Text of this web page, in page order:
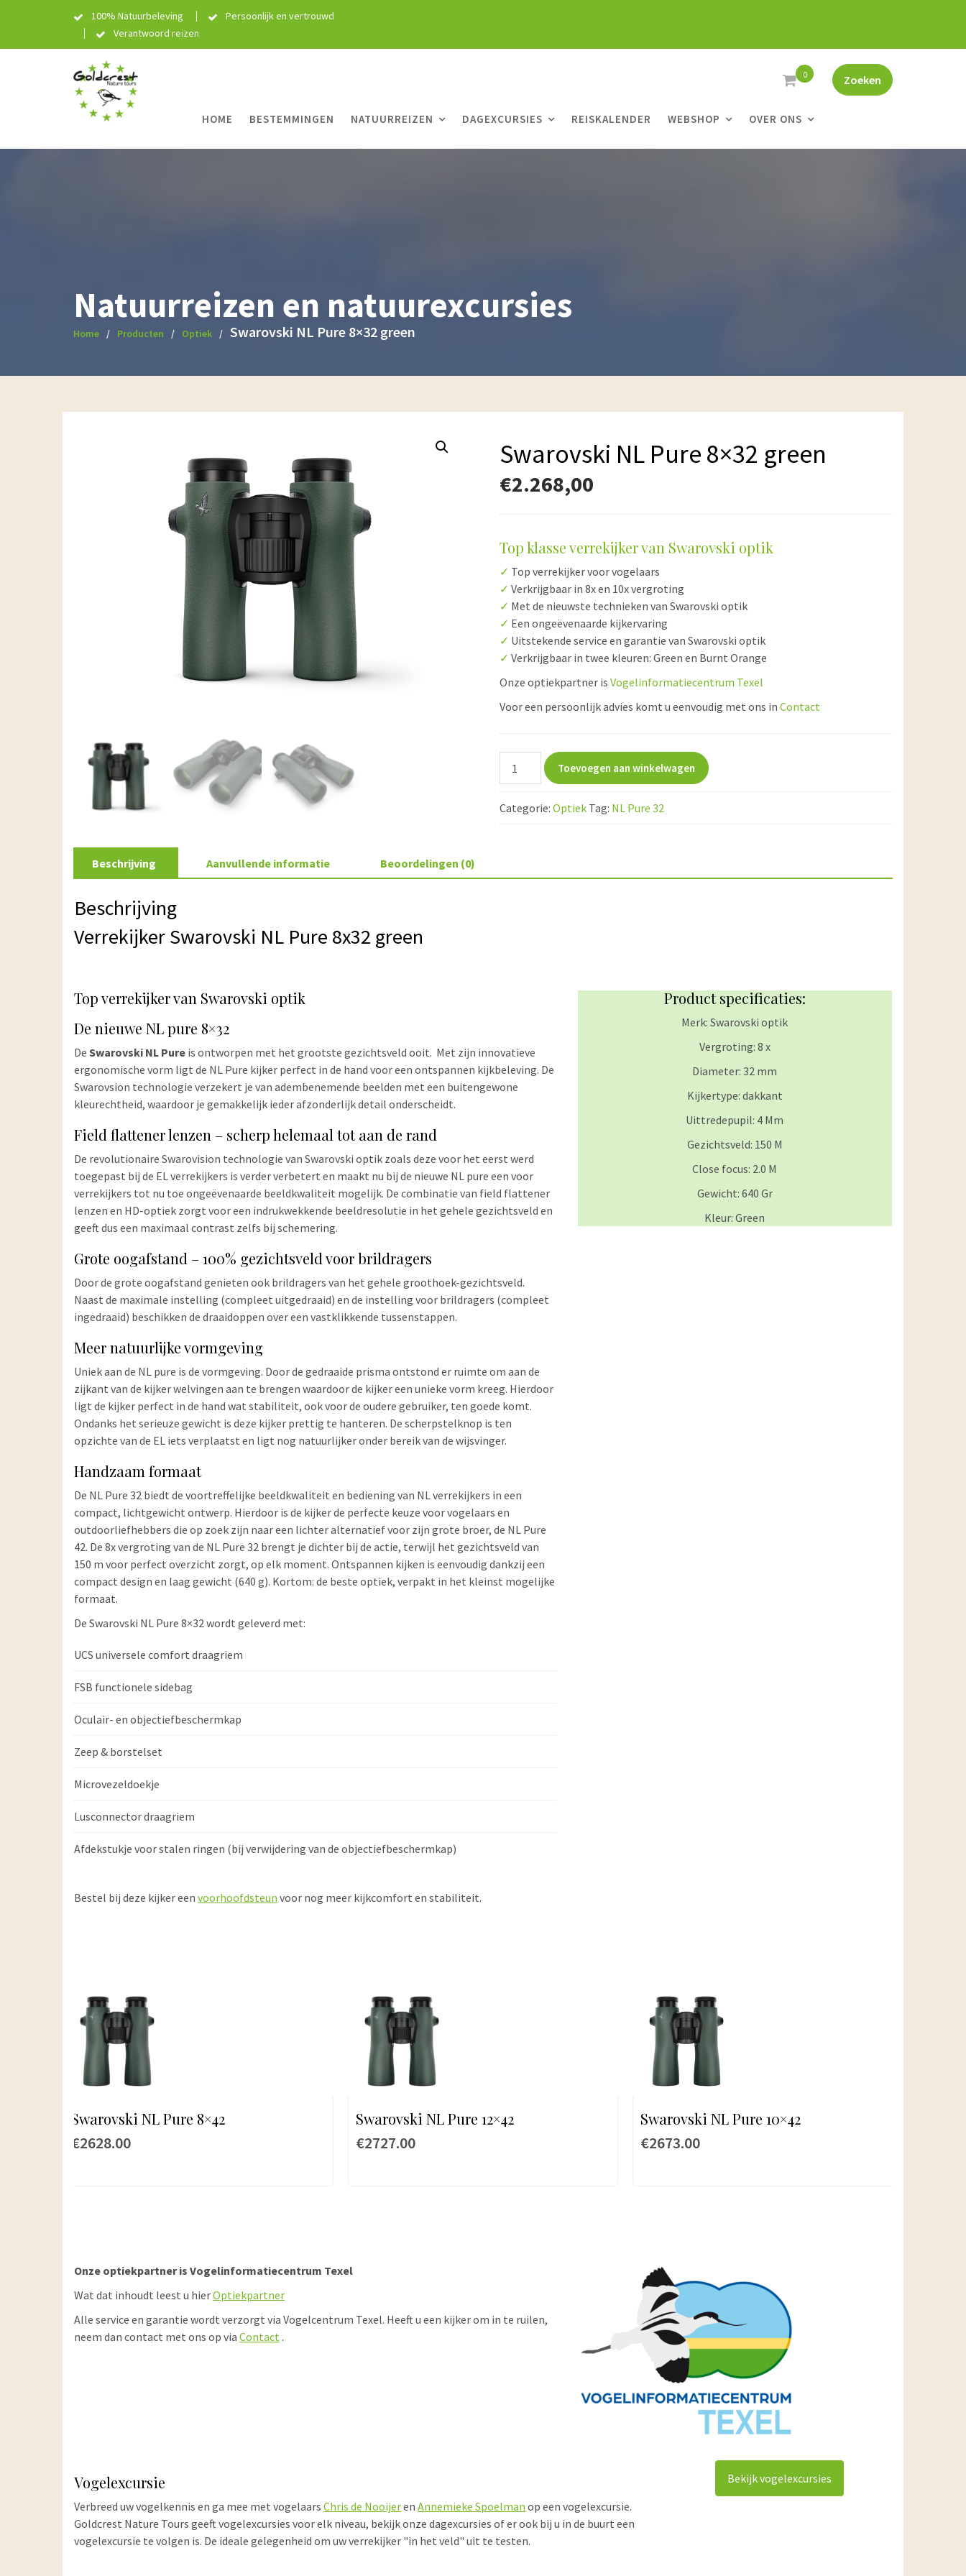
100% Natuurbeleving
Persoonlijk en vertrouwd
Verantwoord reizen
Zoeken
0
HOME BESTEMMINGEN NATUURREIZEN DAGEXCURSIES REISKALENDER WEBSHOP OVER ONS
Natuurreizen en natuurexcursies
Home Producten Optiek Swarovski NL Pure 8×32 green
Swarovski NL Pure 8×32 green
€2.268,00
Top klasse verrekijker van Swarovski optik
✓ Top verrekijker voor vogelaars
✓ Verkrijgbaar in 8x en 10x vergroting
✓ Met de nieuwste technieken van Swarovski optik
✓ Een ongeëvenaarde kijkervaring
✓ Uitstekende service en garantie van Swarovski optik
✓ Verkrijgbaar in twee kleuren: Green en Burnt Orange
Onze optiekpartner is Vogelinformatiecentrum Texel
Voor een persoonlijk advies komt u eenvoudig met ons in Contact
Swarovski
Pure
8x32
green
Toevoegen aan winkelwagen
Categorie: Optiek Tag: NL Pure 32
Beschrijving Aanvullende informatie Beoordelingen (0)
Beschrijving
Verrekijker Swarovski NL Pure 8x32 green
Top verrekijker van Swarovski optik
De nieuwe NL pure 8×32
De Swarovski NL Pure is ontworpen met het grootste gezichtsveld ooit. Met zijn innovatieve
ergonomische vorm ligt de NL Pure kijker perfect in de hand voor een ontspannen kijkbeleving. De
Swarovsion technologie verzekert je van adembenemende beelden met een buitengewone
kleurechtheid, waardoor je gemakkelijk ieder afzonderlijk detail onderscheidt.
Field flattener lenzen – scherp helemaal tot aan de rand
De revolutionaire Swarovision technologie van Swarovski optik zoals deze voor het eerst werd
toegepast bij de EL verrekijkers is verder verbetert en maakt nu bij de nieuwe NL pure een voor
verrekijkers tot nu toe ongeëvenaarde beeldkwaliteit mogelijk. De combinatie van field flattener
lenzen en HD-optiek zorgt voor een indrukwekkende beeldresolutie in het gehele gezichtsveld en
geeft dus een maximaal contrast zelfs bij schemering.
Grote oogafstand – 100% gezichtsveld voor brildragers
Door de grote oogafstand genieten ook brildragers van het gehele groothoek-gezichtsveld.
Naast de maximale instelling (compleet uitgedraaid) en de instelling voor brildragers (compleet
ingedraaid) beschikken de draaidoppen over een vastklikkende tussenstappen.
Meer natuurlijke vormgeving
Uniek aan de NL pure is de vormgeving. Door de gedraaide prisma ontstond er ruimte om aan de
zijkant van de kijker welvingen aan te brengen waardoor de kijker een unieke vorm kreeg. Hierdoor
ligt de kijker perfect in de hand wat stabiliteit, ook voor de oudere gebruiker, ten goede komt.
Ondanks het serieuze gewicht is deze kijker prettig te hanteren. De scherpstelknop is ten
opzichte van de EL iets verplaatst en ligt nog natuurlijker onder bereik van de wijsvinger.
Handzaam formaat
De NL Pure 32 biedt de voortreffelijke beeldkwaliteit en bediening van NL verrekijkers in een
compact, lichtgewicht ontwerp. Hierdoor is de kijker de perfecte keuze voor vogelaars en
outdoorliefhebbers die op zoek zijn naar een lichter alternatief voor zijn grote broer, de NL Pure
42. De 8x vergroting van de NL Pure 32 brengt je dichter bij de actie, terwijl het gezichtsveld van
150 m voor perfect overzicht zorgt, op elk moment. Ontspannen kijken is eenvoudig dankzij een
compact design en laag gewicht (640 g). Kortom: de beste optiek, verpakt in het kleinst mogelijke
formaat.
De Swarovski NL Pure 8×32 wordt geleverd met:
UCS universele comfort draagriem
FSB functionele sidebag
Oculair- en objectiefbeschermkap
Zeep & borstelset
Microvezeldoekje
Lusconnector draagriem
Afdekstukje voor stalen ringen (bij verwijdering van de objectiefbeschermkap)
Bestel bij deze kijker een voorhoofdsteun voor nog meer kijkcomfort en stabiliteit.
Product specificaties:
Merk: Swarovski optik
Vergroting: 8 x
Diameter: 32 mm
Kijkertype: dakkant
Uittredepupil: 4 Mm
Gezichtsveld: 150 M
Close focus: 2.0 M
Gewicht: 640 Gr
Kleur: Green
Swarovski NL Pure 8×42
€2628.00
Swarovski NL Pure 12×42
€2727.00
Swarovski NL Pure 10×42
€2673.00
Onze optiekpartner is Vogelinformatiecentrum Texel
Wat dat inhoudt leest u hierOptiekpartner
Alle service en garantie wordt verzorgt via Vogelcentrum Texel. Heeft u een kijker om in te ruilen,
neem dan contact met ons op via Contact .
Vogelexcursie
Verbreed uw vogelkennis en ga mee met vogelaars Chris de Nooijeren Annemieke Spoelman op een vogelexcursie.
Goldcrest Nature Tours geeft vogelexcursies voor elk niveau, bekijk onze dagexcursies of er ook bij u in de buurt een
vogelexcursie te volgen is. De ideale gelegenheid om uw verrekijker "in het veld" uit te testen.
Bekijk vogelexcursies